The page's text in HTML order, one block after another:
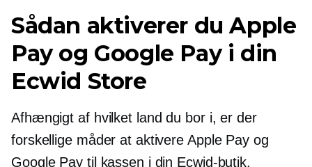
Sådan aktiverer du Apple
Pay og Google Pay i din
Ecwid Store
Afhængigt af hvilket land du bor i, er der
forskellige måder at aktivere Apple Pay og
Google Pay til kassen i din Ecwid-butik.